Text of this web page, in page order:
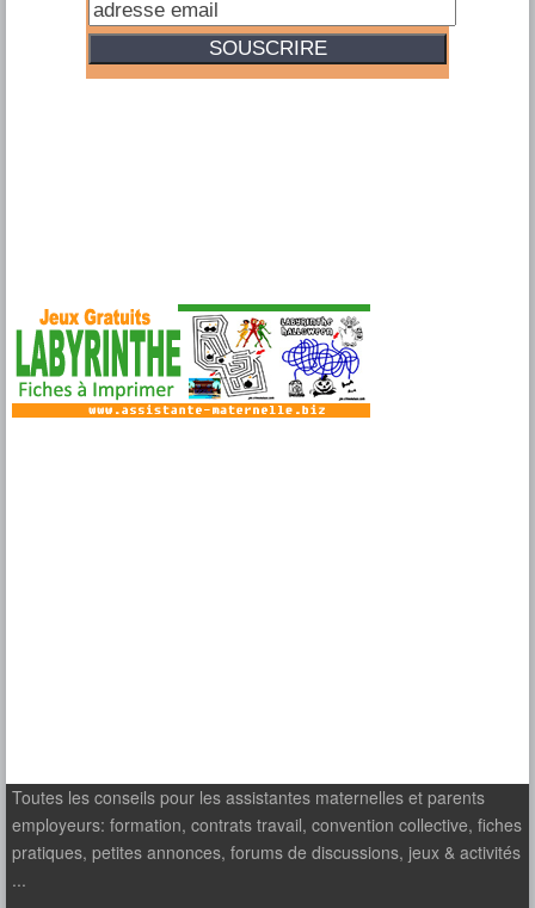
Toutes les conseils pour les assistantes maternelles et parents
employeurs: formation, contrats travail, convention collective, fiches
pratiques, petites annonces, forums de discussions, jeux & activités
...